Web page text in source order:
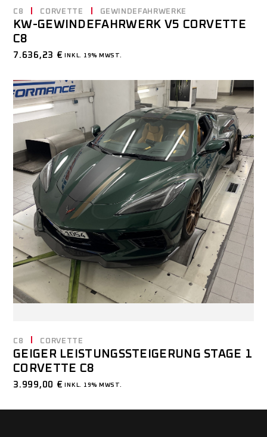
C8 CORVETTE GEWINDEFAHRWERKE
KW-GEWINDEFAHRWERK V5 CORVETTE
C8
7.636,23 € INKL. 19% MWST.
C8 CORVETTE
GEIGER LEISTUNGSSTEIGERUNG STAGE 1
CORVETTE C8
3.999,00 € INKL. 19% MWST.